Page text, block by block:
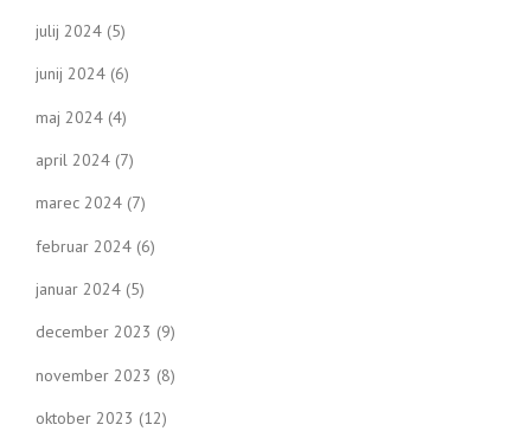
julij 2024 (5)
junij 2024 (6)
maj 2024 (4)
april 2024 (7)
marec 2024 (7)
februar 2024 (6)
januar 2024 (5)
december 2023 (9)
november 2023 (8)
oktober 2023 (12)